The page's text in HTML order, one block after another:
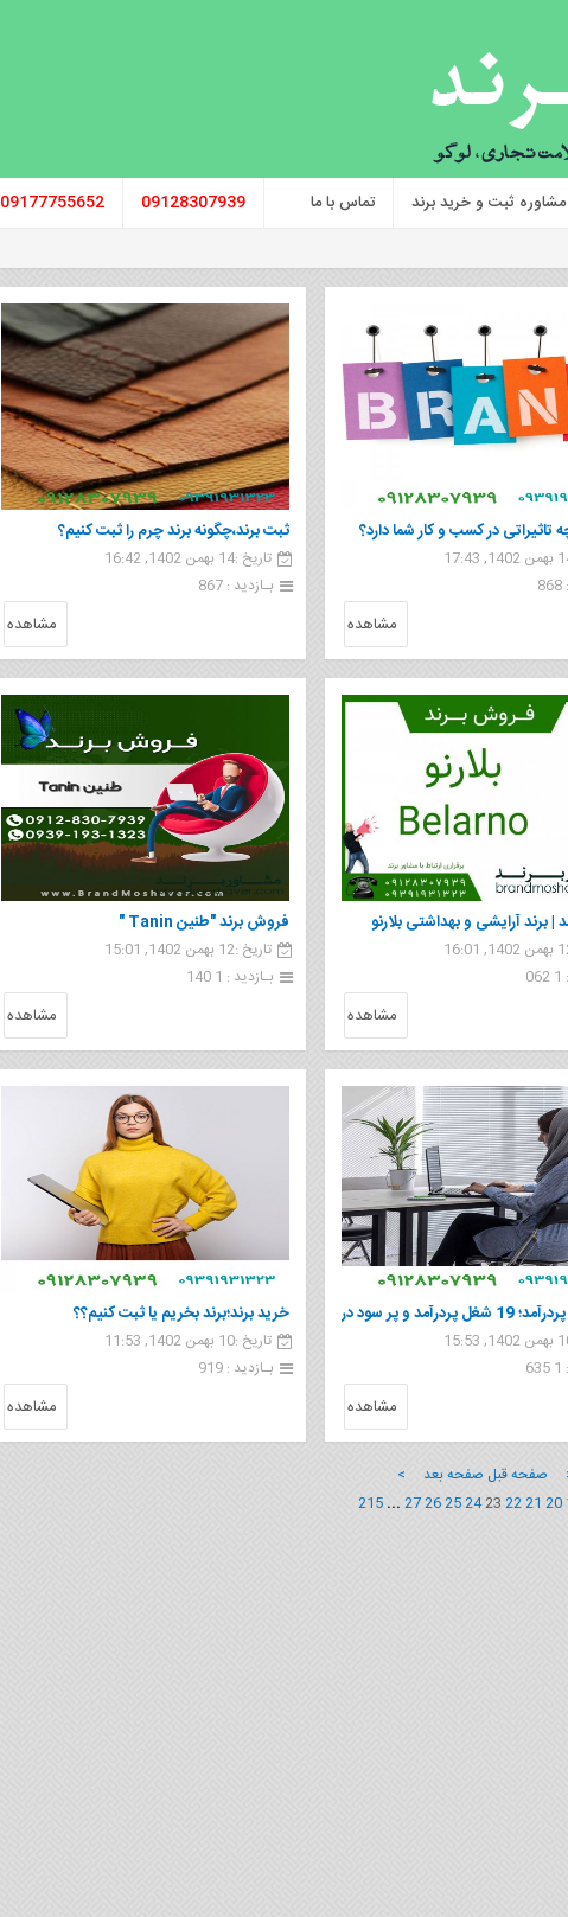
مشاوره ثبت و خرید برند تماس با ما 09128307939
09177755652
تاثیراتی در کسب و کار شما دارد؟
مشاهده
ثبت برند،چگونه برند چرم را ثبت کنیم؟
تاریخ :14 بهمن 1402, 16:42
بـازدید : 867
مشاهده
برند آرایشی و بهداشتی بلارنو
مشاهده
فروش برند "طنین Tanin "
تاریخ :12 بهمن 1402, 15:01
بـازدید : 1 140
مشاهده
شغل‌های پردرآمد؛ 19 شغل پردرآمد و پر سود در
مشاهده
خرید برند؛برند بخریم یا ثبت کنیم؟؟
تاریخ :10 بهمن 1402, 11:53
بـازدید : 919
مشاهده
صفحه قبل صفحه بعد >
20
21
22
23
24
25
26
27
...
215